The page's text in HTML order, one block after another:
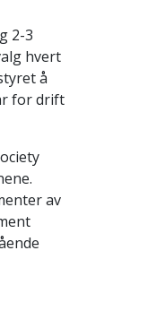
2-3
hvert
å
for drift
av